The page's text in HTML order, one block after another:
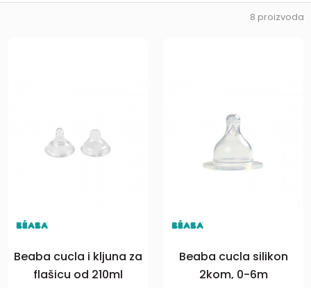
8 proizvoda
Beaba cucla i kljuna za
flašicu od 210ml
Beaba cucla silikon
2kom, 0-6m